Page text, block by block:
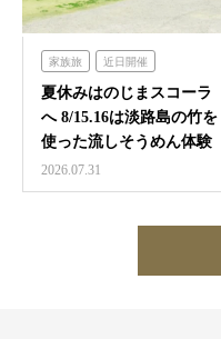
家族旅 近日開催
のじまスコーラ
夏休みはのじまスコーラ
へ 8/15.16は淡路島の竹を
使った流しそうめん体験
2026.07.31